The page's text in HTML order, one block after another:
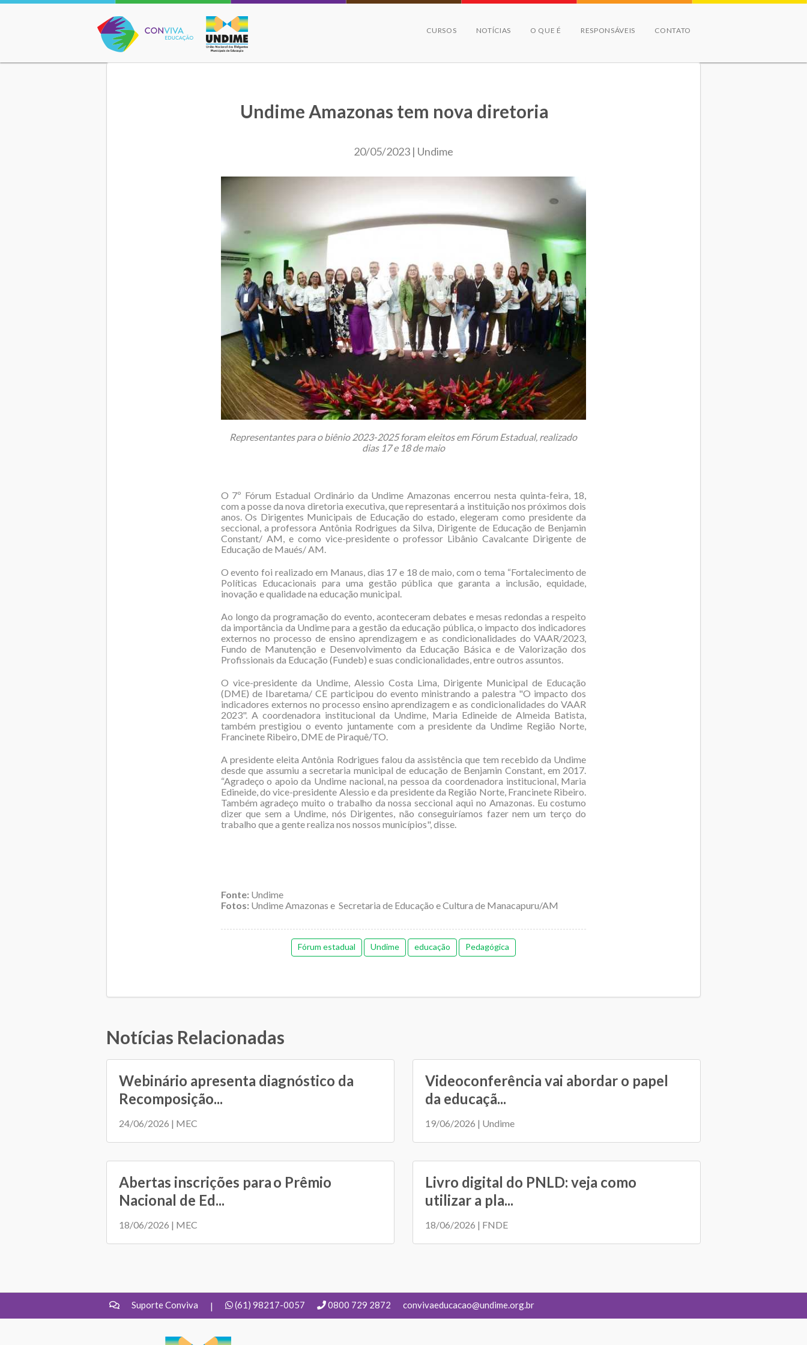
Conviva Educação
CURSOS NOTÍCIAS O QUE É RESPONSÁVEIS CONTATO
Undime Amazonas tem nova diretoria
20/05/2023 | Undime
Representantes para o biênio 2023-2025 foram eleitos em Fórum Estadual, realizado
dias 17 e 18 de maio
O 7º Fórum Estadual Ordinário da Undime Amazonas encerrou nesta quinta-feira, 18,
com a posse da nova diretoria executiva, que representará a instituição nos próximos dois
anos. Os Dirigentes Municipais de Educação do estado, elegeram como presidente da
seccional, a professora Antônia Rodrigues da Silva, Dirigente de Educação de Benjamin
Constant/ AM, e como vice-presidente o professor Libânio Cavalcante Dirigente de
Educação de Maués/ AM.
O evento foi realizado em Manaus, dias 17 e 18 de maio, com o tema “Fortalecimento de
Políticas Educacionais para uma gestão pública que garanta a inclusão, equidade,
inovação e qualidade na educação municipal.
Ao longo da programação do evento, aconteceram debates e mesas redondas a respeito
da importância da Undime para a gestão da educação pública, o impacto dos indicadores
externos no processo de ensino aprendizagem e as condicionalidades do VAAR/2023,
Fundo de Manutenção e Desenvolvimento da Educação Básica e de Valorização dos
Profissionais da Educação (Fundeb) e suas condicionalidades, entre outros assuntos.
O vice-presidente da Undime, Alessio Costa Lima, Dirigente Municipal de Educação
(DME) de Ibaretama/ CE participou do evento ministrando a palestra "O impacto dos
indicadores externos no processo ensino aprendizagem e as condicionalidades do VAAR
2023". A coordenadora institucional da Undime, Maria Edineide de Almeida Batista,
também prestigiou o evento juntamente com a presidente da Undime Região Norte,
Francinete Ribeiro, DME de Piraquê/TO.
A presidente eleita Antônia Rodrigues falou da assistência que tem recebido da Undime
desde que assumiu a secretaria municipal de educação de Benjamin Constant, em 2017.
“Agradeço o apoio da Undime nacional, na pessoa da coordenadora institucional, Maria
Edineide, do vice-presidente Alessio e da presidente da Região Norte, Francinete Ribeiro.
Também agradeço muito o trabalho da nossa seccional aqui no Amazonas. Eu costumo
dizer que sem a Undime, nós Dirigentes, não conseguiríamos fazer nem um terço do
trabalho que a gente realiza nos nossos municípios", disse.
Fonte: Undime
Fotos: Undime Amazonas e Secretaria de Educação e Cultura de Manacapuru/AM
Fórum estadual Undime educação Pedagógica
Notícias Relacionadas
Webinário apresenta diagnóstico da
Recomposição...
24/06/2026 | MEC
Videoconferência vai abordar o papel
da educaçã...
19/06/2026 | Undime
Abertas inscrições para o Prêmio
Nacional de Ed...
18/06/2026 | MEC
Livro digital do PNLD: veja como
utilizar a pla...
18/06/2026 | FNDE
Suporte Conviva | (61) 98217-0057 0800 729 2872 convivaeducacao@undime.org.br
UNDIME